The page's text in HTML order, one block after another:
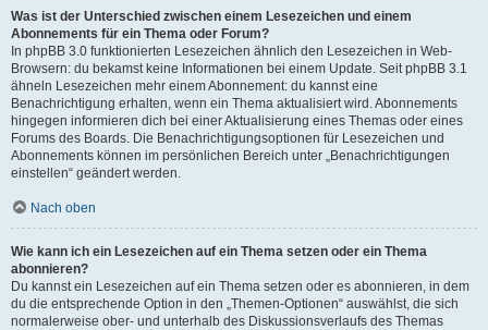
Was ist der Unterschied zwischen einem Lesezeichen und einem
Abonnements für ein Thema oder Forum?
In phpBB 3.0 funktionierten Lesezeichen ähnlich den Lesezeichen in Web-
Browsern: du bekamst keine Informationen bei einem Update. Seit phpBB 3.1
ähneln Lesezeichen mehr einem Abonnement: du kannst eine
Benachrichtigung erhalten, wenn ein Thema aktualisiert wird. Abonnements
hingegen informieren dich bei einer Aktualisierung eines Themas oder eines
Forums des Boards. Die Benachrichtigungsoptionen für Lesezeichen und
Abonnements können im persönlichen Bereich unter „Benachrichtigungen
einstellen“ geändert werden.
Nach oben
Wie kann ich ein Lesezeichen auf ein Thema setzen oder ein Thema
abonnieren?
Du kannst ein Lesezeichen auf ein Thema setzen oder es abonnieren, in dem
du die entsprechende Option in den „Themen-Optionen“ auswählst, die sich
normalerweise ober- und unterhalb des Diskussionsverlaufs des Themas